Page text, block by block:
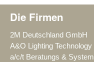
Die Firmen
2M Deutschland GmbH
A&O Lighting Technology
a/c/t Beratungs & System